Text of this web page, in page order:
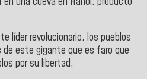
líder revolucionario, los pueblos
de este gigante que es faro que
por su libertad.